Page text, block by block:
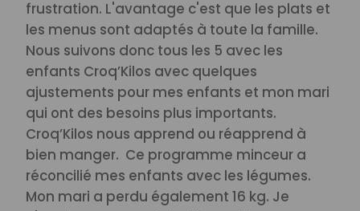
frustration. L'avantage c'est que les plats et
les menus sont adaptés à toute la famille.
Nous suivons donc tous les 5 avec les
enfants Croq’Kilos avec quelques
ajustements pour mes enfants et mon mari
qui ont des besoins plus importants.
Croq’Kilos nous apprend ou réapprend à
bien manger. Ce programme minceur a
réconcilié mes enfants avec les légumes.
Mon mari a perdu également 16 kg. Je